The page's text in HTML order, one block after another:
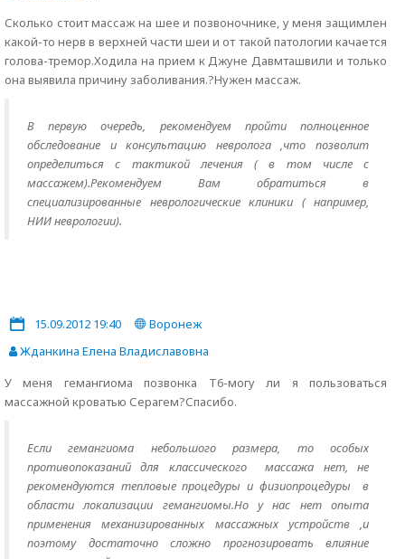
Сколько стоит массаж на шее и позвоночнике, у меня защимлен
какой-то нерв в верхней части шеи и от такой патологии качается
голова-тремор.Ходила на прием к Джуне Давмташвили и только
она выявила причину заболивания.?Нужен массаж.
В первую очередь, рекомендуем пройти полноценное
обследование и консультацию невролога ,что позволит
определиться с тактикой лечения ( в том числе с
массажем).Рекомендуем Вам обратиться в
специализированные неврологические клиники ( например,
НИИ неврологии).
15.09.2012 19:40
Воронеж
Жданкина Елена Владиславовна
У меня гемангиома позвонка Т6-могу ли я пользоваться
массажной кроватью Серагем?Спасибо.
Если гемангиома небольшого размера, то особых
противопоказаний для классического массажа нет, не
рекомендуются тепловые процедуры и физиопроцедуры в
области локализации гемангиомы.Но у нас нет опыта
применения механизированных массажных устройств ,и
поэтому достаточно сложно прогнозировать влияние